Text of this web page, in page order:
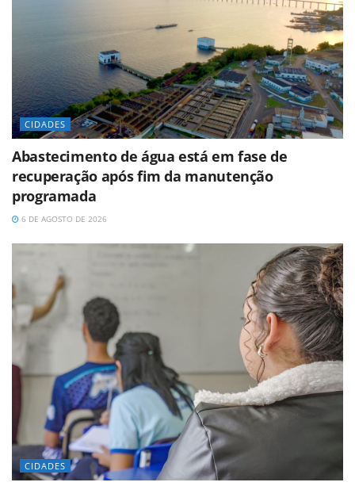
CIDADES
Abastecimento de água está em fase de
recuperação após fim da manutenção
programada
6 DE AGOSTO DE 2026
CIDADES